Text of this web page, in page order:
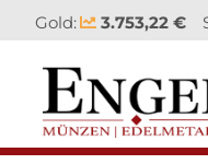
Gold: 3.753,22 €